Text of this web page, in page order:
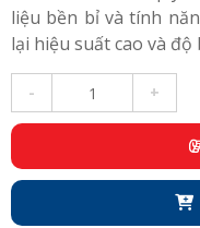
liệu bền bỉ và tính
lại hiệu suất cao và độ
- +